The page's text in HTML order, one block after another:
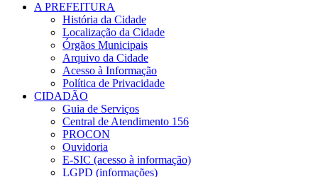
A PREFEITURA
História da Cidade
Localização da Cidade
Órgãos Municipais
Arquivo da Cidade
Acesso à Informação
Política de Privacidade
CIDADÃO
Guia de Serviços
Central de Atendimento 156
PROCON
Ouvidoria
E-SIC (acesso à informação)
LGPD (informações)